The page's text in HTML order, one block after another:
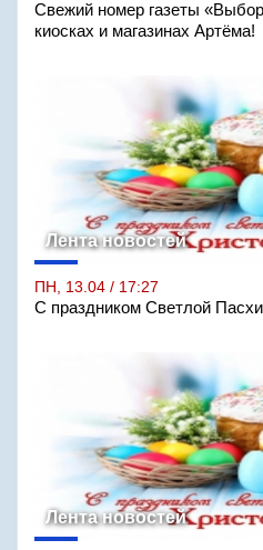
Свежий номер газеты
киосках и магазинах Артёма!
Лента новостей
ПН, 13.04 / 17:27
С праздником Светлой
Лента новостей